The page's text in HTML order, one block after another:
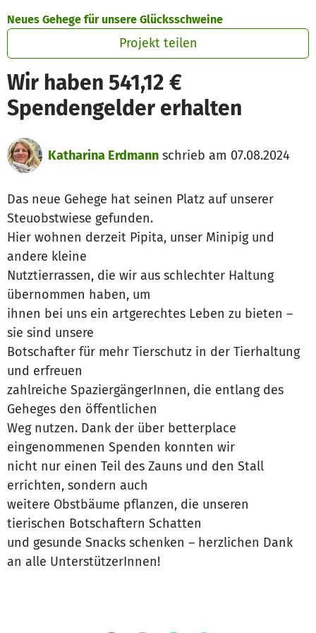
Neues Gehege für unsere Glücksschweine
Projekt teilen
Wir haben 541,12 €
Spendengelder erhalten
Katharina Erdmann schrieb am 07.08.2024
Das neue Gehege hat seinen Platz auf unserer
Steuobstwiese gefunden.
Hier wohnen derzeit Pipita, unser Minipig und
andere kleine
Nutztierrassen, die wir aus schlechter Haltung
übernommen haben, um
ihnen bei uns ein artgerechtes Leben zu bieten –
sie sind unsere
Botschafter für mehr Tierschutz in der Tierhaltung
und erfreuen
zahlreiche SpaziergängerInnen, die entlang des
Geheges den öffentlichen
Weg nutzen. Dank der über betterplace
eingenommenen Spenden konnten wir
nicht nur einen Teil des Zauns und den Stall
errichten, sondern auch
weitere Obstbäume pflanzen, die unseren
tierischen Botschaftern Schatten
und gesunde Snacks schenken – herzlichen Dank
an alle UnterstützerInnen!